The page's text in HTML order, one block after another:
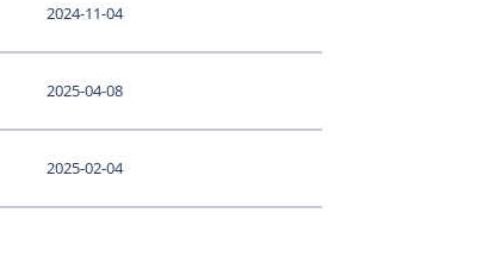
2024-11-04
2025-04-08
2025-02-04